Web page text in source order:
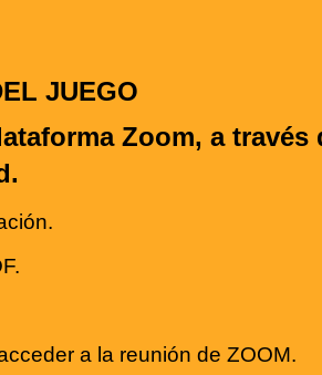
JUEGO
Zoom, a través
a la reunión de ZOOM.